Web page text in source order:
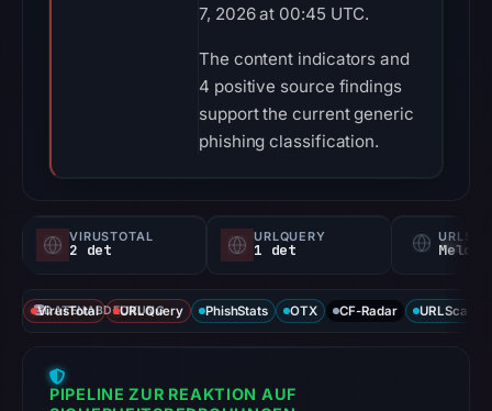
7, 2026 at 00:45 UTC.
The content indicators and
4 positive source findings
support the current generic
phishing classification.
VIRUSTOTAL
2 det
URLQUERY
1 det
DATENABDECKUNG
VirusTotal URLQuery PhishStats OTX CF-Radar URLScan
PIPELINE ZUR REAKTION AUF